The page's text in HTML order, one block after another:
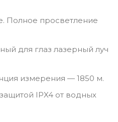
Полное просветление
для глаз лазерный луч
измерения — 1850 м.
IPX4 от водных